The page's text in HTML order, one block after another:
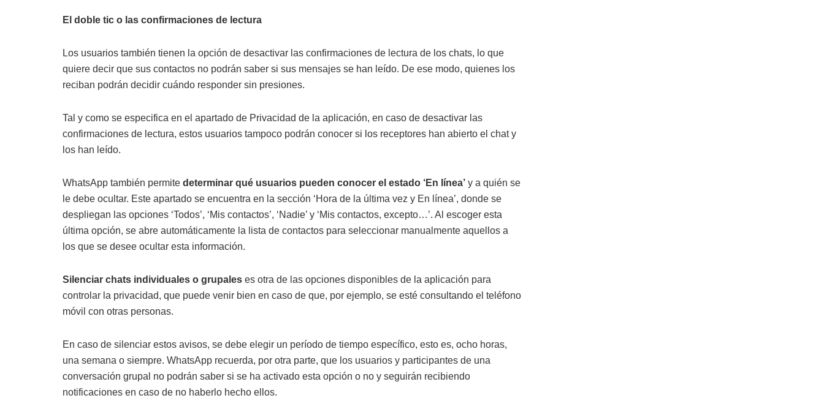
El doble tic o las confirmaciones de lectura
Los usuarios también tienen la opción de desactivar las confirmaciones de lectura de los chats, lo que
quiere decir que sus contactos no podrán saber si sus mensajes se han leído. De ese modo, quienes los
reciban podrán decidir cuándo responder sin presiones.
Tal y como se especifica en el apartado de Privacidad de la aplicación, en caso de desactivar las
confirmaciones de lectura, estos usuarios tampoco podrán conocer si los receptores han abierto el chat y
los han leído.
WhatsApp también permite determinar qué usuarios pueden conocer el estado ‘En línea’ y a quién se
le debe ocultar. Este apartado se encuentra en la sección ‘Hora de la última vez y En línea’, donde se
despliegan las opciones ‘Todos’, ‘Mis contactos’, ‘Nadie’ y ‘Mis contactos, excepto…’. Al escoger esta
última opción, se abre automáticamente la lista de contactos para seleccionar manualmente aquellos a
los que se desee ocultar esta información.
Silenciar chats individuales o grupales es otra de las opciones disponibles de la aplicación para
controlar la privacidad, que puede venir bien en caso de que, por ejemplo, se esté consultando el teléfono
móvil con otras personas.
En caso de silenciar estos avisos, se debe elegir un período de tiempo específico, esto es, ocho horas,
una semana o siempre. WhatsApp recuerda, por otra parte, que los usuarios y participantes de una
conversación grupal no podrán saber si se ha activado esta opción o no y seguirán recibiendo
notificaciones en caso de no haberlo hecho ellos.